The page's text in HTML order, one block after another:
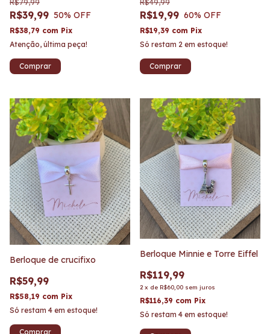
R$39,99
R$79,99
50% OFF
R$38,79 com Pix
Atenção, última peça!
R$19,99
R$49,99
60% OFF
R$19,39 com Pix
Só restam 2 em estoque!
Berloque de crucifixo
R$59,99
R$58,19 com Pix
Só restam 4 em estoque!
Berloque Minnie e Torre Eiffel
R$119,99
2 x de R$60,00 sem juros
R$116,39 com Pix
Só restam 4 em estoque!